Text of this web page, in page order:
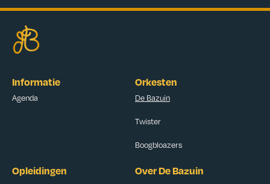
Informatie
Agenda
Orkesten
De Bazuin
Twister
Boogbloazers
Opleidingen Over De Bazuin